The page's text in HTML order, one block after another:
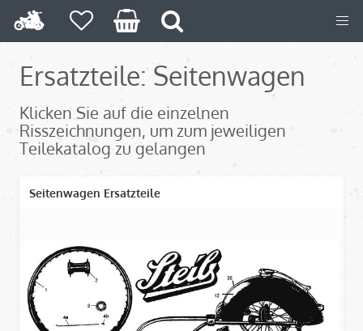
Ersatzteile: Seitenwagen
Klicken Sie auf die einzelnen
Risszeichnungen, um zum jeweiligen
Teilekatalog zu gelangen
Seitenwagen Ersatzteile